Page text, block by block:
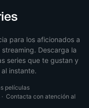
para los aficionados a
Descarga la
series que te gustan y
instante.
películas
· Contacta con atención al